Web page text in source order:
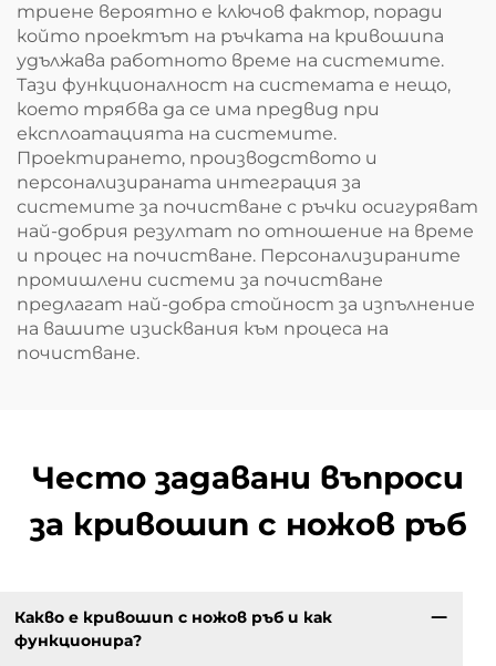
триене вероятно е ключов фактор, поради
който проектът на ръчката на кривошипа
удължава работното време на системите.
Тази функционалност на системата е нещо,
което трябва да се има предвид при
експлоатацията на системите.
Проектирането, производството и
персонализираната интеграция за
системите за почистване с ръчки осигуряват
най-добрия резултат по отношение на време
и процес на почистване. Персонализираните
промишлени системи за почистване
предлагат най-добра стойност за изпълнение
на вашите изисквания към процеса на
почистване.
Често задавани въпроси
за кривошип с ножов ръб
Какво е кривошип с ножов ръб и как
функционира?